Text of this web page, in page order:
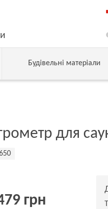
Будівельні матеріали
для
грн